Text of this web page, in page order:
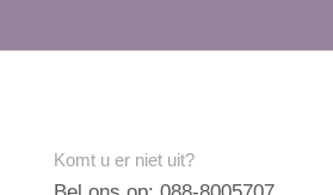
Komt u er niet uit?